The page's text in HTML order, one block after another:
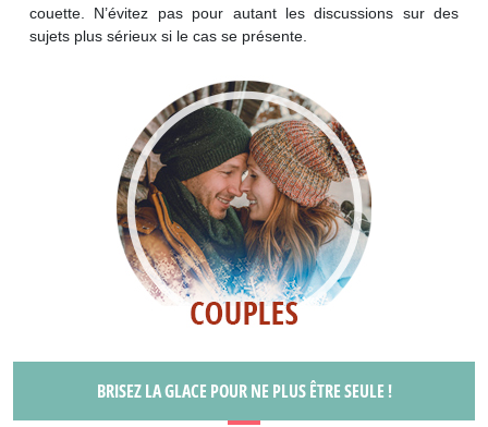
couette. N’évitez pas pour autant les discussions sur des
sujets plus sérieux si le cas se présente.
BRISEZ LA GLACE POUR NE PLUS ÊTRE SEULE !